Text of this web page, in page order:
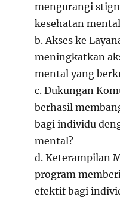
mengurangi
kesehatan
b. Akses ke
meningkatkan
mental yang
c. Dukungan
berhasil
bagi individu
mental?
d. Keterampilan
program
efektif bagi